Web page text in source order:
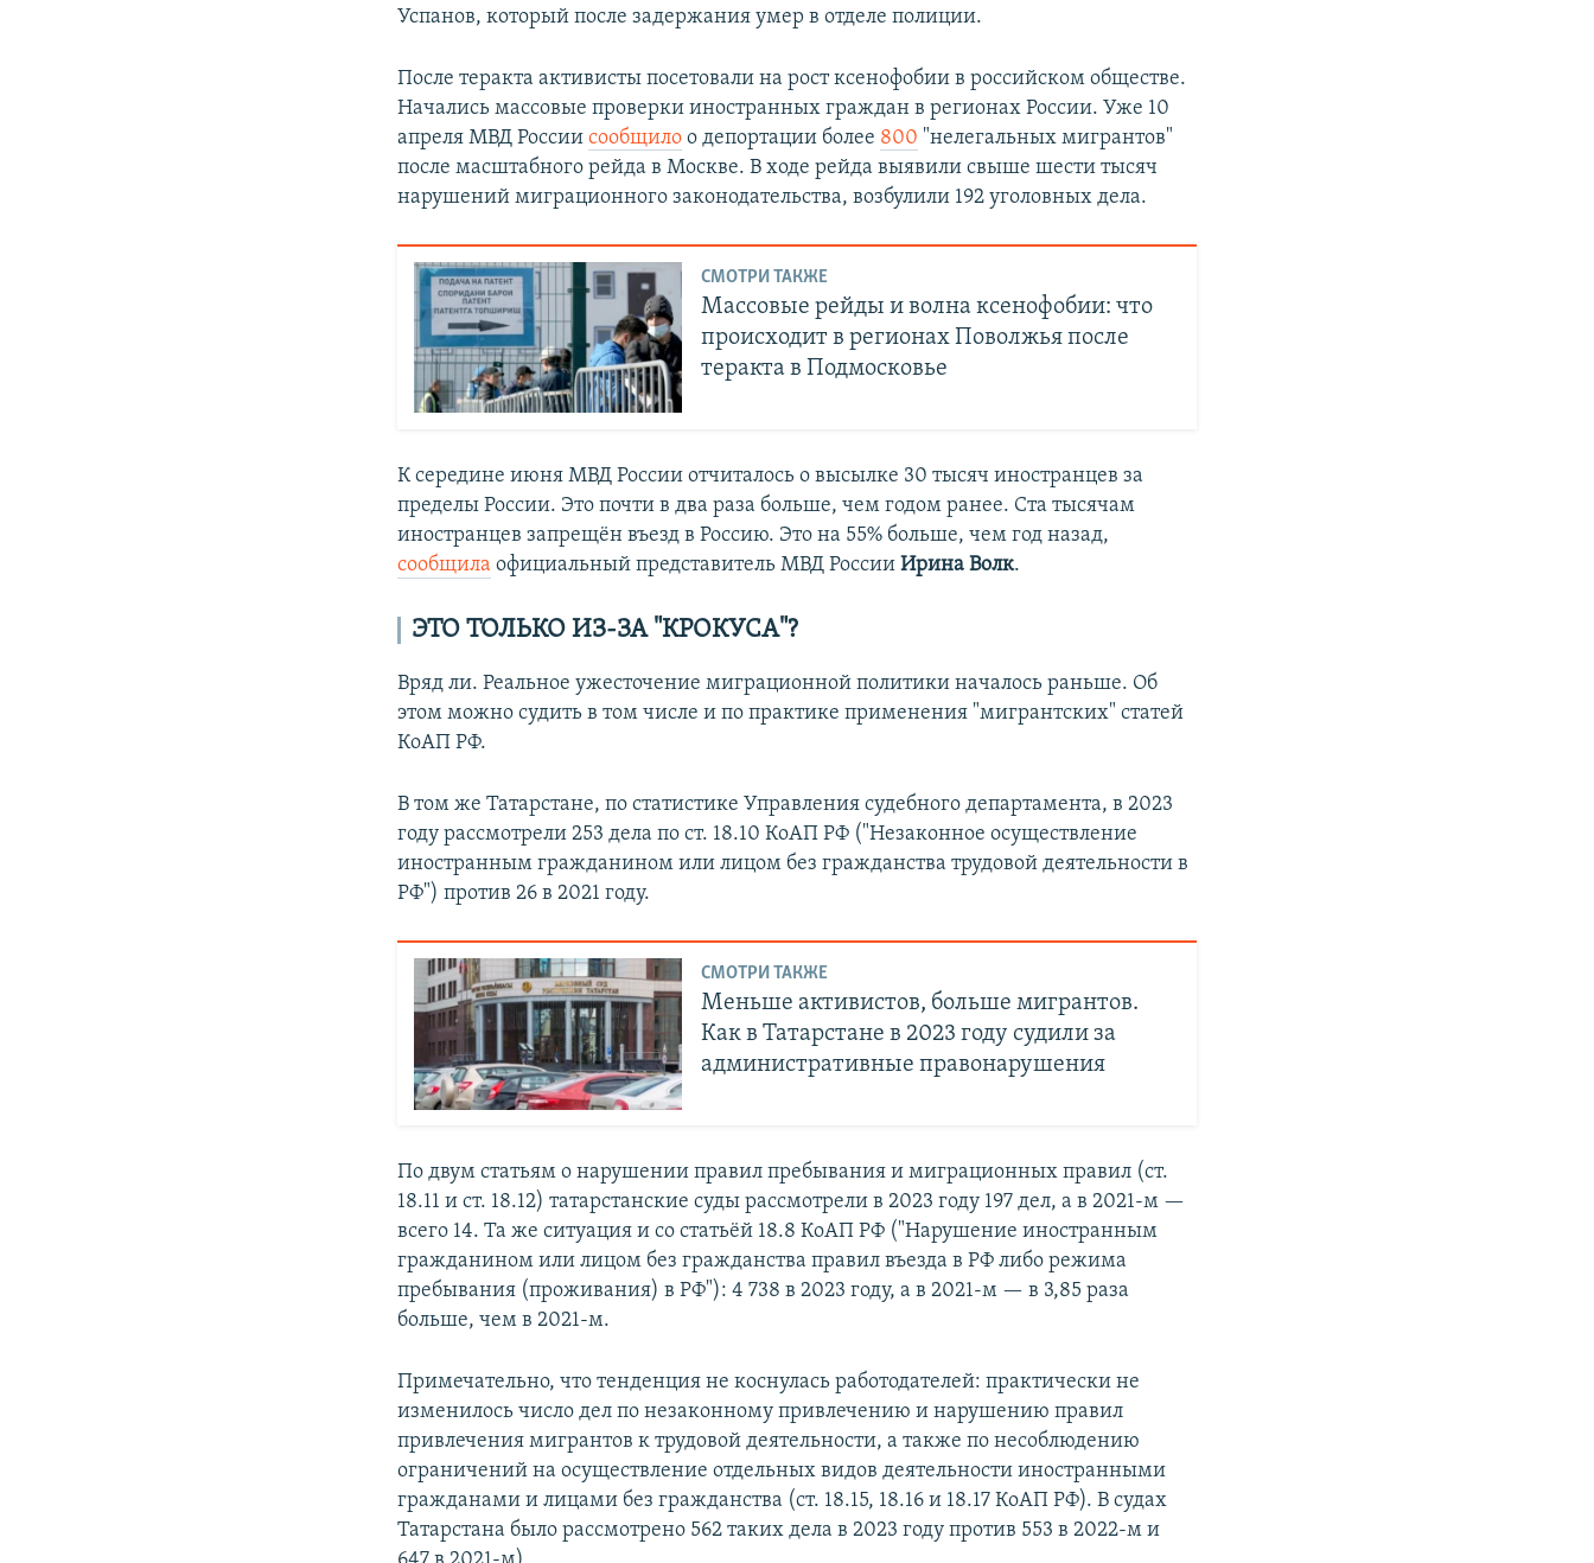
Успанов, который после задержания умер в отделе полиции.
После теракта активисты посетовали на рост ксенофобии в российском обществе.
Начались массовые проверки иностранных граждан в регионах России. Уже 10
апреля МВД Россиисообщило о депортации более 800 "нелегальных мигрантов"
после масштабного рейда в Москве. В ходе рейда выявили свыше шести тысяч
нарушений миграционного законодательства, возбулили 192 уголовных дела.
СМОТРИ ТАКЖЕ
Массовые рейды и волна ксенофобии: что
происходит в регионах Поволжья после
теракта в Подмосковье
К середине июня МВД России отчиталось о высылке 30 тысяч иностранцев за
пределы России. Это почти в два раза больше, чем годом ранее. Ста тысячам
иностранцев запрещён въезд в Россию. Это на 55% больше, чем год назад,
сообщила официальный представитель МВД РоссииИрина Волк.
ЭТО ТОЛЬКО ИЗ-ЗА "КРОКУСА"?
Вряд ли. Реальное ужесточение миграционной политики началось раньше. Об
этом можно судить в том числе и по практике применения "мигрантских" статей
КоАП РФ.
В том же Татарстане, по статистике Управления судебного департамента, в 2023
году рассмотрели 253 дела по ст. 18.10 КоАП РФ ("Незаконное осуществление
иностранным гражданином или лицом без гражданства трудовой деятельности в
РФ") против 26 в 2021 году.
СМОТРИ ТАКЖЕ
Меньше активистов, больше мигрантов.
Как в Татарстане в 2023 году судили за
административные правонарушения
По двум статьям о нарушении правил пребывания и миграционных правил (ст.
18.11 и ст. 18.12) татарстанские суды рассмотрели в 2023 году 197 дел, а в 2021-м —
всего 14. Та же ситуация и со статьёй 18.8 КоАП РФ ("Нарушение иностранным
гражданином или лицом без гражданства правил въезда в РФ либо режима
пребывания (проживания) в РФ"): 4 738 в 2023 году, а в 2021-м — в 3,85 раза
больше, чем в 2021-м.
Примечательно, что тенденция не коснулась работодателей: практически не
изменилось число дел по незаконному привлечению и нарушению правил
привлечения мигрантов к трудовой деятельности, а также по несоблюдению
ограничений на осуществление отдельных видов деятельности иностранными
гражданами и лицами без гражданства (ст. 18.15, 18.16 и 18.17 КоАП РФ). В судах
Татарстана было рассмотрено 562 таких дела в 2023 году против 553 в 2022-м и